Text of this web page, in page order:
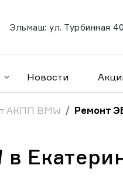
Эльмаш: ул. Турбинная
Новости
АКПП BMW Ремонт